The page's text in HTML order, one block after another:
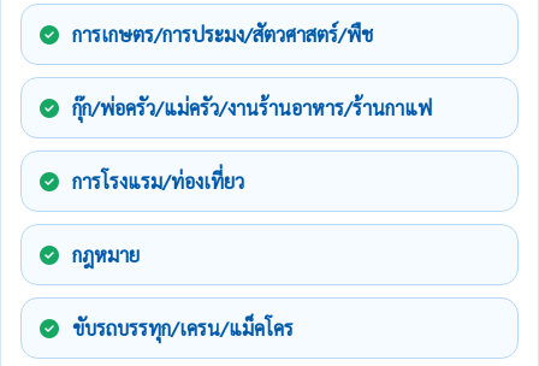
การเกษตร/การประมง/สัตวศาสตร์/พืช
กุ๊ก/พ่อครัว/แม่ครัว/งานร้านอาหาร/ร้านกาแฟ
การโรงแรม/ท่องเที่ยว
กฎหมาย
ขับรถบรรทุก/เครน/แม็คโคร